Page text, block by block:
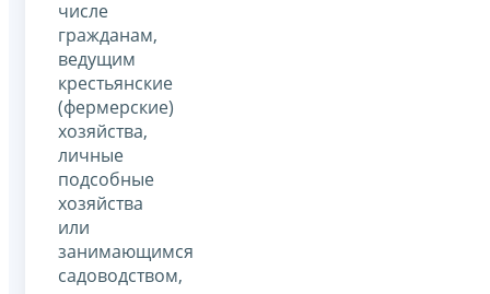
числе
гражданам,
ведущим
крестьянские
(фермерские)
хозяйства,
личные
подсобные
хозяйства
или
занимающимся
садоводством,